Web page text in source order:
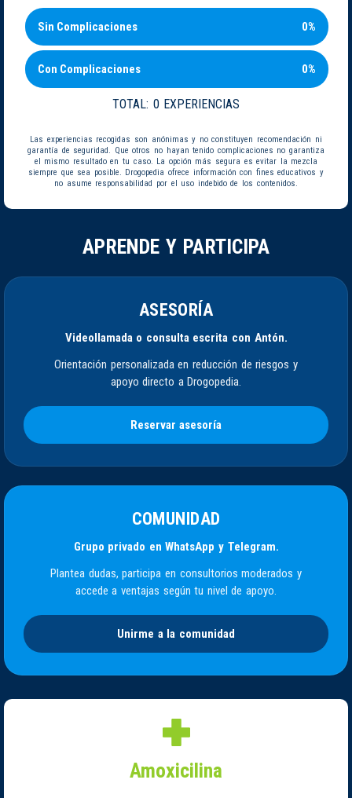
Sin Complicaciones 0%
Con Complicaciones 0%
TOTAL: 0 EXPERIENCIAS
Las experiencias recogidas son anónimas y no constituyen recomendación ni
garantía de seguridad. Que otros no hayan tenido complicaciones no garantiza
el mismo resultado en tu caso. La opción más segura es evitar la mezcla
siempre que sea posible. Drogopedia ofrece información con fines educativos y
no asume responsabilidad por el uso indebido de los contenidos.
APRENDE Y PARTICIPA
ASESORÍA
Videollamada o consulta escrita con Antón.
Orientación personalizada en reducción de riesgos y
apoyo directo a Drogopedia.
Reservar asesoría
COMUNIDAD
Grupo privado en WhatsApp y Telegram.
Plantea dudas, participa en consultorios moderados y
accede a ventajas según tu nivel de apoyo.
Unirme a la comunidad
Amoxicilina